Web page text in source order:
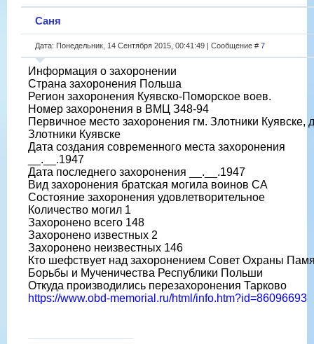
Саня
Дата: Понедельник, 14 Сентября 2015, 00:41:49 | Сообщение # 7
Информация о захоронении
Страна захоронения Польша
Регион захоронения Куявско-Поморское воев.
Номер захоронения в ВМЦ З48-94
Первичное место захоронения гм. Злотники Куявске,
Злотники Куявске
Дата создания современного места захоронения
__.__.1947
Дата последнего захоронения __.__.1947
Вид захоронения братская могила воинов СА
Состояние захоронения удовлетворительное
Количество могил 1
Захоронено всего 148
Захоронено известных 2
Захоронено неизвестных 146
Кто шефствует над захоронением Совет Охраны
Борьбы и Мученичества Республики Польши
Откуда производились перезахоронения Тарково
https://www.obd-memorial.ru/html/info.htm?id=86096693